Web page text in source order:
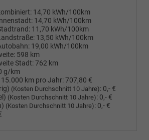
14,70 kWh/100km
14,70 kWh/100km
11,70 kWh/100km
13,50 kWh/100km
19,00 kWh/100km
598 km
Stadt:762 km
g/km
km pro Jahr:707,80 €
(Kosten Durchschnitt 10 Jahre): 0,- €
(Kosten Durchschnitt 10 Jahre): 0,- €
(Kosten Durchschnitt 10 Jahre): 0,- €